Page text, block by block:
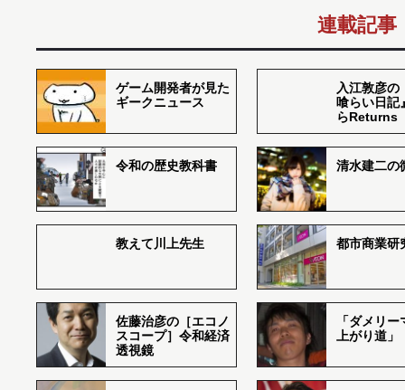
連載記事
ゲーム開発者が見た
ギークニュース
入江敦彦の
喰らい日記
らReturns
令和の歴史教科書 清水建二の
教えて川上先生 都市商業研
佐藤治彦の［エコノ
スコープ］令和経済
透視鏡
「ダメリ
上がり道」